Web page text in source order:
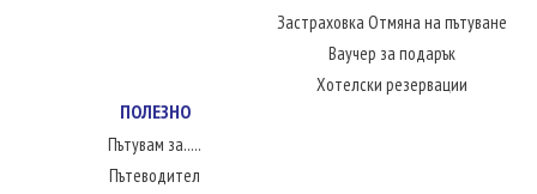
Застраховка Отмяна на пътуване
Ваучер за подарък
Хотелски резервации
ПОЛЕЗНО
Пътувам за.....
Пътеводител